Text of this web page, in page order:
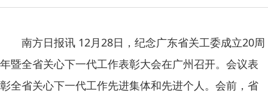
南方日报讯 12月28日，纪念广东省关工委成立20周
年暨全省关心下一代工作表彰大会在广州召开。会议表
彰全省关心下一代工作先进集体和先进个人。会前，省